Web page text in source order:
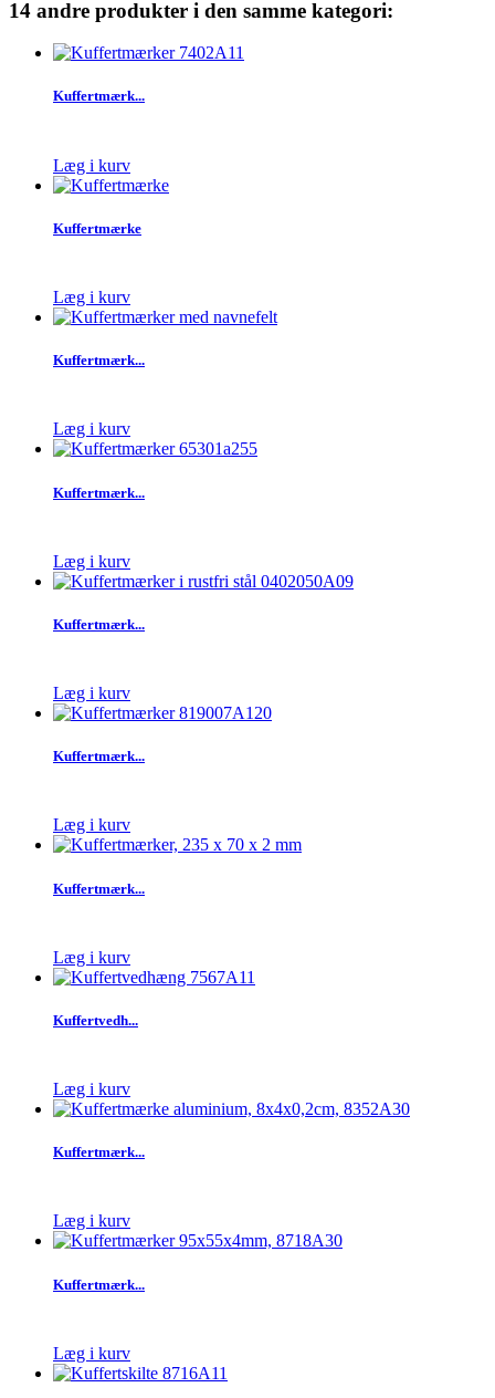
14 andre produkter i den samme kategori:
Kuffertmærk...
Læg i kurv
Kuffertmærke
Læg i kurv
Kuffertmærk...
Læg i kurv
Kuffertmærk...
Læg i kurv
Kuffertmærk...
Læg i kurv
Kuffertmærk...
Læg i kurv
Kuffertmærk...
Læg i kurv
Kuffertvedh...
Læg i kurv
Kuffertmærk...
Læg i kurv
Kuffertmærk...
Læg i kurv